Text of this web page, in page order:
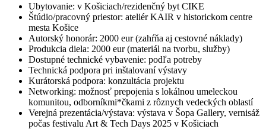
Ubytovanie: v Košiciach/rezidenčný byt CIKE
Štúdio/pracovný priestor: ateliér KAIR v historickom centre
mesta Košice
Autorský honorár: 2000 eur (zahŕňa aj cestovné náklady)
Produkcia diela: 2000 eur (materiál na tvorbu, služby)
Dostupné technické vybavenie: podľa potreby
Technická podpora pri inštalovaní výstavy
Kurátorská podpora: konzultácia projektu
Networking: možnosť prepojenia s lokálnou umeleckou
komunitou, odborníkmi*čkami z rôznych vedeckých oblastí
Verejná prezentácia/výstava: výstava v Šopa Gallery, vernisáž
počas festivalu Art & Tech Days 2025 v Košiciach